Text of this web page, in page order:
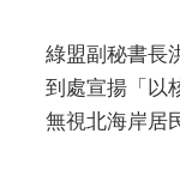
綠盟副秘書長
到處宣揚「以
無視北海岸居